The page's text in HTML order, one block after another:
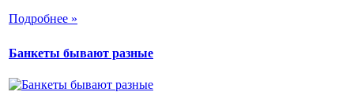
Подробнее »
Банкеты бывают разные